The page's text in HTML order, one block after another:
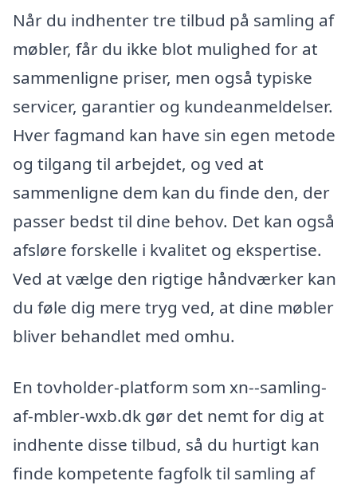
Når du indhenter tre tilbud på samling af
møbler, får du ikke blot mulighed for at
sammenligne priser, men også typiske
servicer, garantier og kundeanmeldelser.
Hver fagmand kan have sin egen metode
og tilgang til arbejdet, og ved at
sammenligne dem kan du finde den, der
passer bedst til dine behov. Det kan også
afsløre forskelle i kvalitet og ekspertise.
Ved at vælge den rigtige håndværker kan
du føle dig mere tryg ved, at dine møbler
bliver behandlet med omhu.
En tovholder-platform som xn--samling-
af-mbler-wxb.dk gør det nemt for dig at
indhente disse tilbud, så du hurtigt kan
finde kompetente fagfolk til samling af